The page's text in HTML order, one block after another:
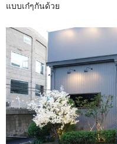
แบบเก๋ๆกันด้วย